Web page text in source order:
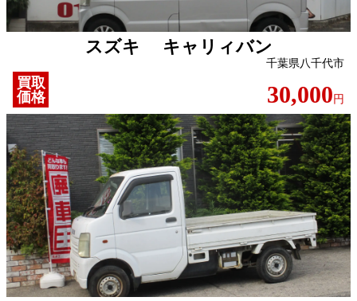
スズキ キャリィバン
千葉県八千代市
買取
価格
30,000 円